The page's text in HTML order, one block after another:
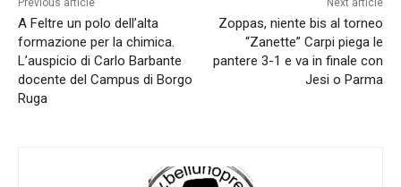
Previous article
A Feltre un polo dell’alta
formazione per la chimica.
L’auspicio di Carlo Barbante
docente del Campus di Borgo
Ruga
Next article
Zoppas, niente bis al torneo
“Zanette” Carpi piega le
pantere 3-1 e va in finale con
Jesi o Parma